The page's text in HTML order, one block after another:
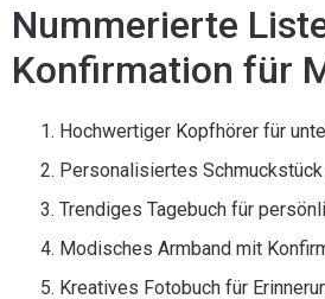
Nummerierte
Konfirmation für
Hochwertiger Kopfhörer für
Personalisiertes Schmuckstück
Trendiges Tagebuch für
Modisches Armband mit
Kreatives Fotobuch für